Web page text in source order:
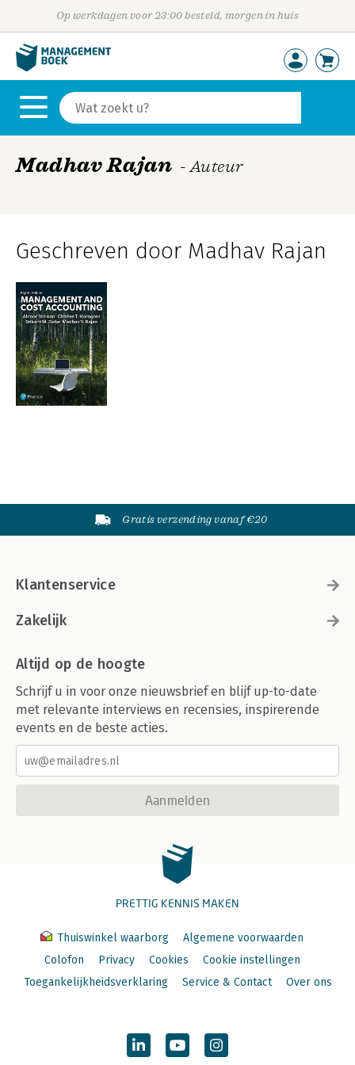
Op werkdagen voor 23:00 besteld, morgen in huis
Madhav Rajan - Auteur
Geschreven door Madhav Rajan
Gratis verzending vanaf €20
Klantenservice
Zakelijk
Altijd op de hoogte
Schrijf u in voor onze nieuwsbrief en blijf up-to-date
met relevante interviews en recensies, inspirerende
events en de beste acties.
Aanmelden
PRETTIG KENNIS MAKEN
Thuiswinkel waarborg
Algemene voorwaarden
Colofon
Privacy Cookies
Cookie instellingen
Toegankelijkheidsverklaring
Service & Contact Over ons